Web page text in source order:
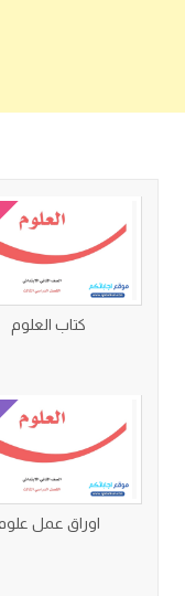
كتاب العلوم
اوراق عمل علوم